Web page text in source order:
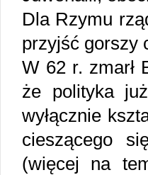
Dla Rzymu
przyjść gorszy
W 62 r. zmarł
że polityka
wyłącznie
cieszącego
(więcej na